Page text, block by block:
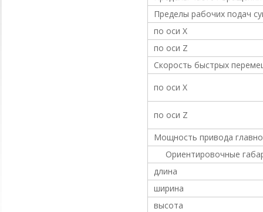
Пределы рабочих подач
по оси Х
по оси Z
Скорость быстрых
по оси Х
по оси Z
Мощность привода
Ориентировочные
длина
ширина
высота